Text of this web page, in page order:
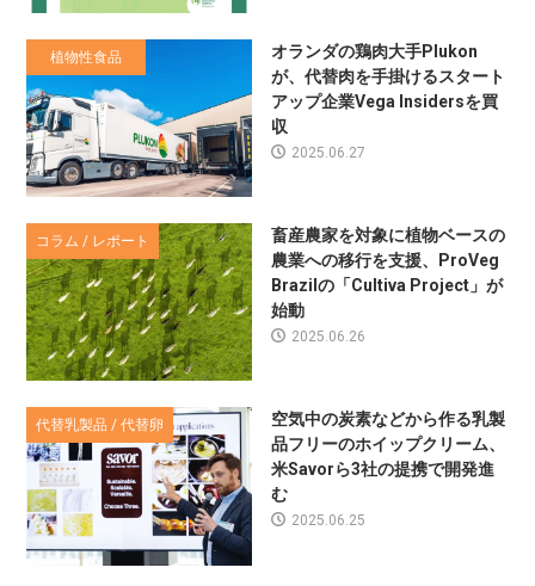
植物性食品
オランダの鶏肉大手Plukon
が、代替肉を手掛けるスタート
アップ企業Vega Insidersを買
収
2025.06.27
コラム / レポート
畜産農家を対象に植物ベースの
農業への移行を支援、ProVeg
Brazilの「Cultiva Project」が
始動
2025.06.26
代替乳製品 / 代替卵
空気中の炭素などから作る乳製
品フリーのホイップクリーム、
米Savorら3社の提携で開発進
む
2025.06.25